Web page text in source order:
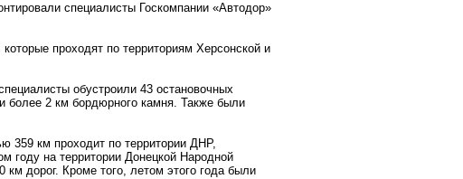
специалисты Госкомпании «Автодор»
проходят по территориям Херсонской и
обустроили 43 остановочных
более 2 км бордюрного камня. Также были
359 км проходит по территории ДНР,
году на территории Донецкой Народной
км дорог. Кроме того, летом этого года были